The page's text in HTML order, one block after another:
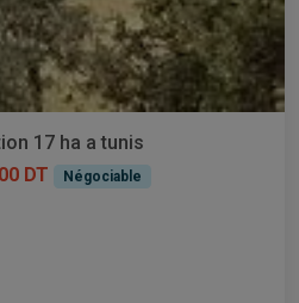
17 ha a tunis
DT Négociable